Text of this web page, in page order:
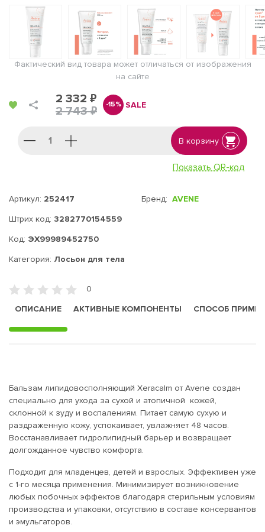
Фактический вид товара может отличаться от изображения
на сайте
2 332 ₽
2 743 ₽
-15% SALE
В корзину
Показать QR-код
Артикул: 252417
Штрих код: 3282770154559
Код: ЭХ99989452750
Бренд: AVENE
Категория: Лосьон для тела
0
ОПИСАНИЕ
АКТИВНЫЕ КОМПОНЕНТЫ СПОСОБ
Бальзам липидовосполняющий Xeracalm от Avene создан
специально для ухода за сухой и атопичной кожей,
склонной к зуду и воспалениям. Питает самую сухую и
раздраженную кожу, успокаивает, увлажняет 48 часов.
Восстанавливает гидролипидный барьер и возвращает
долгожданное чувство комфорта.
Подходит для младенцев, детей и взрослых. Эффективен уже
с 1-го месяца применения. Минимизирует возникновение
любых побочных эффектов благодаря стерильным условиям
производства и упаковки, отсутствию в составе консервантов
и эмульгаторов.